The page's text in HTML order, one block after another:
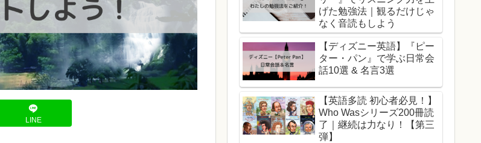
LINE
げた勉強法｜観るだけじゃ
なく音読もしよう
【ディズニー英語】『ピー
ター・パン』で学ぶ日常会
話10選 & 名言3選
【英語多読 初心者必見！】
Who Wasシリーズ200冊読
了｜継続は力なり！【第三
弾】